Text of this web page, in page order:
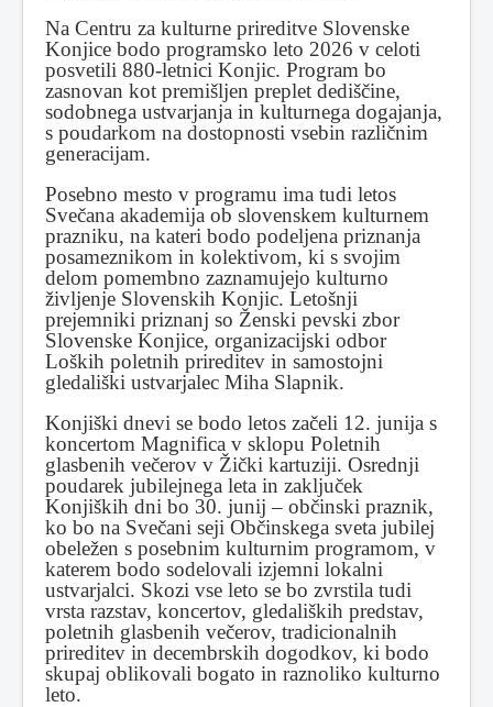
Na Centru za kulturne prireditve Slovenske
Konjice bodo programsko leto 2026 v celoti
posvetili 880-letnici Konjic. Program bo
zasnovan kot premišljen preplet dediščine,
sodobnega ustvarjanja in kulturnega dogajanja,
s poudarkom na dostopnosti vsebin različnim
generacijam.
Posebno mesto v programu ima tudi letos
Svečana akademija ob slovenskem kulturnem
prazniku, na kateri bodo podeljena priznanja
posameznikom in kolektivom, ki s svojim
delom pomembno zaznamujejo kulturno
življenje Slovenskih Konjic. Letošnji
prejemniki priznanj so Ženski pevski zbor
Slovenske Konjice, organizacijski odbor
Loških poletnih prireditev in samostojni
gledališki ustvarjalec Miha Slapnik.
Konjiški dnevi se bodo letos začeli 12. junija s
koncertom Magnifica v sklopu Poletnih
glasbenih večerov v Žički kartuziji. Osrednji
poudarek jubilejnega leta in zaključek
Konjiških dni bo 30. junij – občinski praznik,
ko bo na Svečani seji Občinskega sveta jubilej
obeležen s posebnim kulturnim programom, v
katerem bodo sodelovali izjemni lokalni
ustvarjalci. Skozi vse leto se bo zvrstila tudi
vrsta razstav, koncertov, gledaliških predstav,
poletnih glasbenih večerov, tradicionalnih
prireditev in decembrskih dogodkov, ki bodo
skupaj oblikovali bogato in raznoliko kulturno
leto.